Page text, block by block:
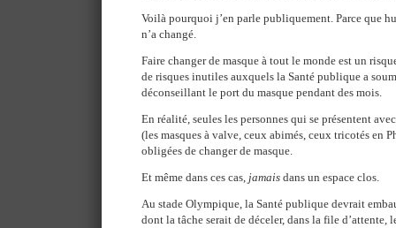
Voilà pourquoi j’en parle publiquement. Parce que
n’a changé.
Faire changer de masque à tout le monde est un
de risques inutiles auxquels la Santé publique a
déconseillant le port du masque pendant des mois.
En réalité, seules les personnes qui se présentent
(les masques à valve, ceux abimés, ceux tricotés en
obligées de changer de masque.
Et même dans ces cas, jamais dans un espace clos.
Au stade Olympique, la Santé publique devrait
dont la tâche serait de déceler, dans la file d’attente,